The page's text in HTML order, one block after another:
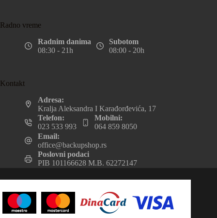
Radno vreme
Radnim danima
08:30 - 21h
Subotom
08:00 - 20h
Kontakt
Adresa:
Kralja Aleksandra I Karađorđevića, 17
Telefon:
023 533 993
Mobilni:
064 859 8050
Email:
office@backupshop.rs
Poslovni podaci
PIB 101166628 M.B. 62272147